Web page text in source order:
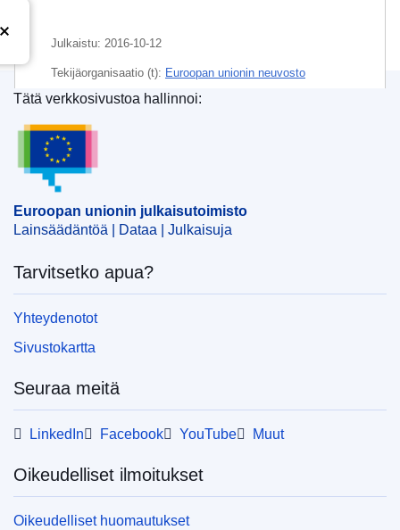
Julkaistu: 2016-10-12
Tekijäorganisaatio (t): Euroopan unionin neuvosto
IMMC : ST 11199 2016 ADD 1 COR 1 REV 2
Euroopan unionin julkaisutoimisto
Tätä verkkosivustoa hallinnoi:
Euroopan unionin julkaisutoimisto
Lainsäädäntöä | Dataa | Julkaisuja
Tarvitsetko apua?
Yhteydenotot
Sivustokartta
Seuraa meitä
LinkedIn Facebook YouTube Muut
Oikeudelliset ilmoitukset
Oikeudelliset huomautukset